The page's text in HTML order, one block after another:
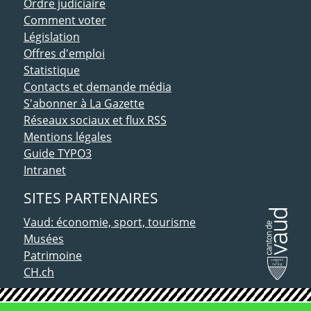
Ordre judiciaire
Comment voter
Législation
Offres d'emploi
Statistique
Contacts et demande média
S'abonner à La Gazette
Réseaux sociaux et flux RSS
Mentions légales
Guide TYPO3
Intranet
SITES PARTENAIRES
Vaud: économie, sport, tourisme
Musées
Patrimoine
CH.ch